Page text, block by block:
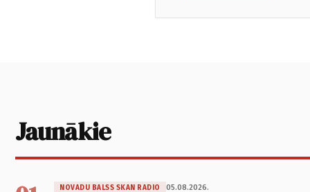
Jaunākie
NOVADU BALSS SKAN RADIO 05.08.2026.